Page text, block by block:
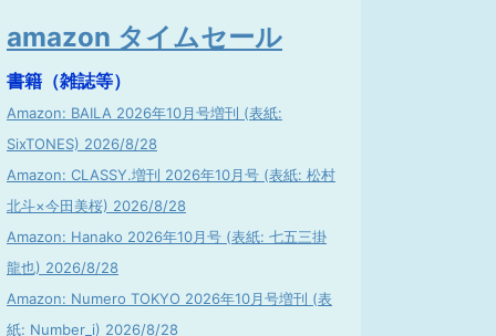
amazon タイムセール
書籍（雑誌等）
Amazon: BAILA 2026年10月号増刊 (表紙:
SixTONES) 2026/8/28
Amazon: CLASSY.増刊 2026年10月号 (表紙: 松村
北斗×今田美桜) 2026/8/28
Amazon: Hanako 2026年10月号 (表紙: 七五三掛
龍也) 2026/8/28
Amazon: Numero TOKYO 2026年10月号増刊 (表
紙: Number_i) 2026/8/28